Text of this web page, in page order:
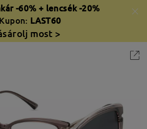
-60% + lencsék -20%
Kupon: LAST60
most >